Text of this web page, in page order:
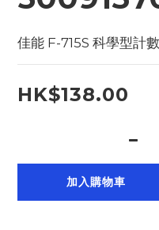
佳能 F-715S 科學型計
HK$138.00
加入購物車